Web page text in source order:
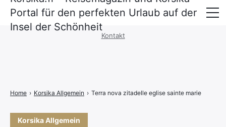
Korsika Allgemein
Home › Korsika Allgemein › Terra nova zitadelle eglise sainte marie
Portal für den perfekten Urlaub auf der
Insel der Schönheit
Impressum · Datenschutzerklärung
Kontakt